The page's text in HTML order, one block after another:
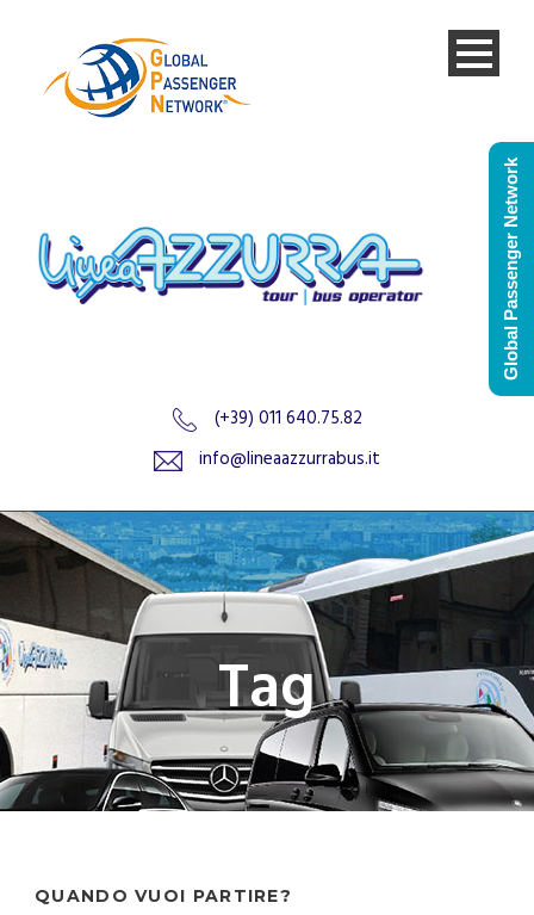
(+39) 011 640.75.82
info@lineaazzurrabus.it
Tag
QUANDO VUOI PARTIRE?
Global Passenger Network